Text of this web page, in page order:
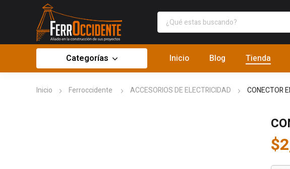
Categorías Inicio Blog Tienda
Inicio Ferroccidente ACCESORIOS DE ELECTRICIDAD CONECTOR
$